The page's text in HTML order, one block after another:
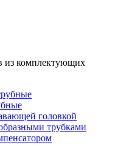
из комплектующих
головкой
трубками